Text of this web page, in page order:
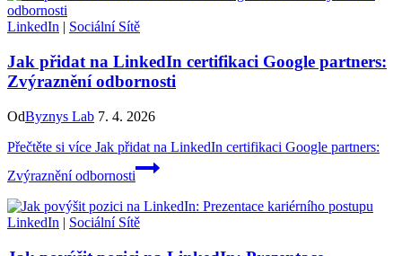
LinkedIn | Sociální Sítě
Jak přidat na LinkedIn certifikaci Google partners:
Zvýraznění odbornosti
OdByznys Lab 7. 4. 2026
Přečtěte si více Jak přidat na LinkedIn certifikaci Google partners:
Zvýraznění odbornosti
LinkedIn | Sociální Sítě